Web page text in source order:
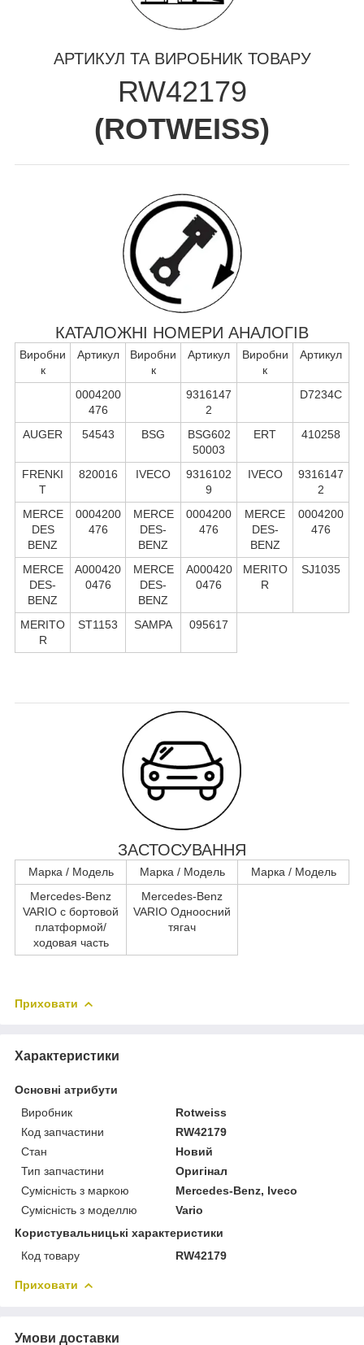
АРТИКУЛ ТА ВИРОБНИК ТОВАРУ
RW42179
(ROTWEISS)
КАТАЛОЖНІ НОМЕРИ АНАЛОГІВ
Виробни
к
Артикул
Виробни
к
Артикул
Виробни
к
Артикул
0004200
476
9316147
2
D7234C
AUGER 54543 BSG
BSG602
50003
ERT 410258
FRENKI
T
820016 IVECO
9316102
9
IVECO
9316147
2
MERCE
DES
BENZ
0004200
476
MERCE
DES-
BENZ
0004200
476
MERCE
DES-
BENZ
0004200
476
MERCE
DES-
BENZ
A000420
0476
MERCE
DES-
BENZ
A000420
0476
MERITO
R
SJ1035
MERITO
R
ST1153 SAMPA 095617
ЗАСТОСУВАННЯ
Марка / Модель Марка / Модель
Марка / Модель
Mercedes-Benz
VARIO c бортовой
платформой/
ходовая часть
Mercedes-Benz
VARIO Одноосний
тягач
Приховати
Характеристики
Основні атрибути
Виробник
Rotweiss
Код запчастини
RW42179
Стан
Новий
Тип запчастини
Оригінал
Сумісність з маркою
Mercedes-Benz, Iveco
Сумісність з моделлю
Vario
Користувальницькі характеристики
Код товару
RW42179
Приховати
Умови доставки